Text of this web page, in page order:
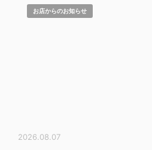
お店からのお知らせ
2026.08.07